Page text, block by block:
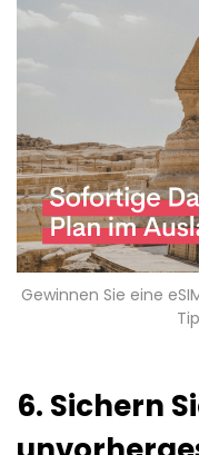
Gewinnen Sie eine
6. Sichern